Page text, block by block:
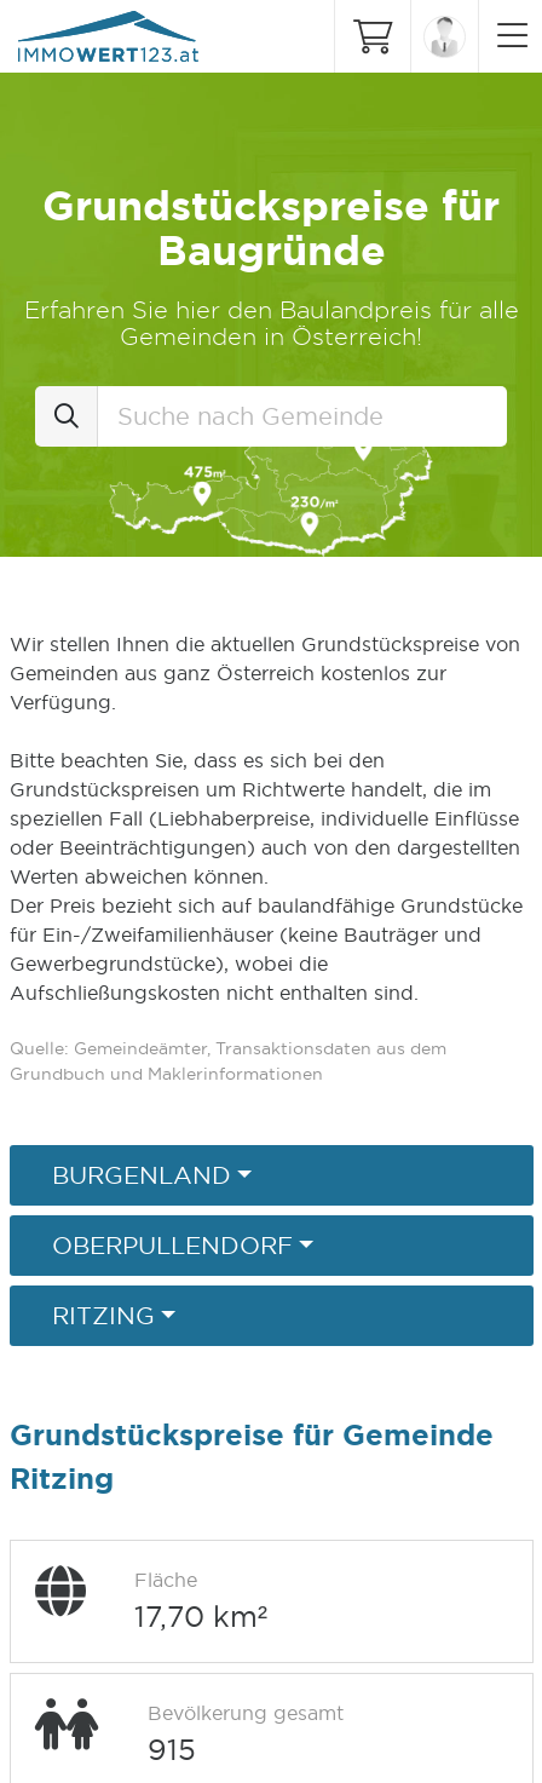
Grundstückspreise für
Baugründe
Erfahren Sie hier den Baulandpreis für alle
Gemeinden in Österreich!
Wir stellen Ihnen die aktuellen Grundstückspreise von
Gemeinden aus ganz Österreich kostenlos zur
Verfügung.
Bitte beachten Sie, dass es sich bei den
Grundstückspreisen um Richtwerte handelt, die im
speziellen Fall (Liebhaberpreise, individuelle Einflüsse
oder Beeinträchtigungen) auch von den dargestellten
Werten abweichen können.
Der Preis bezieht sich auf baulandfähige Grundstücke
für Ein-/Zweifamilienhäuser (keine Bauträger und
Gewerbegrundstücke), wobei die
Aufschließungskosten nicht enthalten sind.
Quelle: Gemeindeämter, Transaktionsdaten aus dem
Grundbuch und Maklerinformationen
BURGENLAND
OBERPULLENDORF
RITZING
Grundstückspreise für Gemeinde
Ritzing
Fläche
17,70 km²
Bevölkerung gesamt
915